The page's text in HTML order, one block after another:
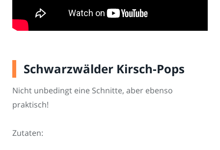
Schwarzwälder Kirsch-Pops
Nicht unbedingt eine Schnitte, aber ebenso
praktisch!
Zutaten: